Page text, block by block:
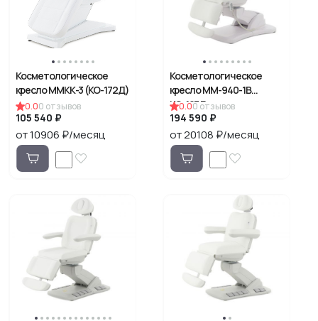
Косметологическое
кресло ММКК-3 (КО-172Д)
0.00 отзывов
105 540 ₽
от 10906 ₽/месяц
Косметологическое
кресло ММ-940-1В
КО-187Д
0.00 отзывов
194 590 ₽
от 20108 ₽/месяц